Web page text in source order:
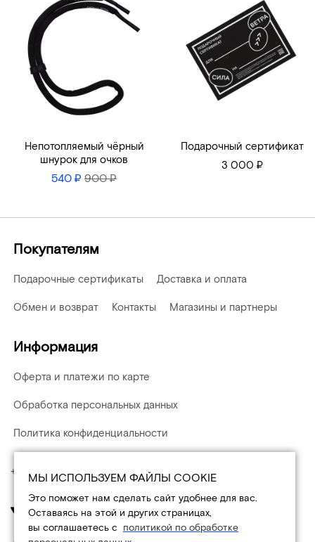
Непотопляемый чёрный
шнурок для очков
540 ₽ 900 ₽
Подарочный сертификат
3 000 ₽
Покупателям
Подарочные сертификаты Доставка и оплата
Обмен и возврат Контакты Магазины и партнеры
Информация
Оферта и платежи по карте
Обработка персональных данных
Политика конфиденциальности
+7 (495) 108-15-03
МЫ ИСПОЛЬЗУЕМ ФАЙЛЫ COOKIE
Это поможет нам сделать сайт удобнее для вас.
Оставаясь на этой и других страницах,
вы соглашаетесь с политикой по обработке